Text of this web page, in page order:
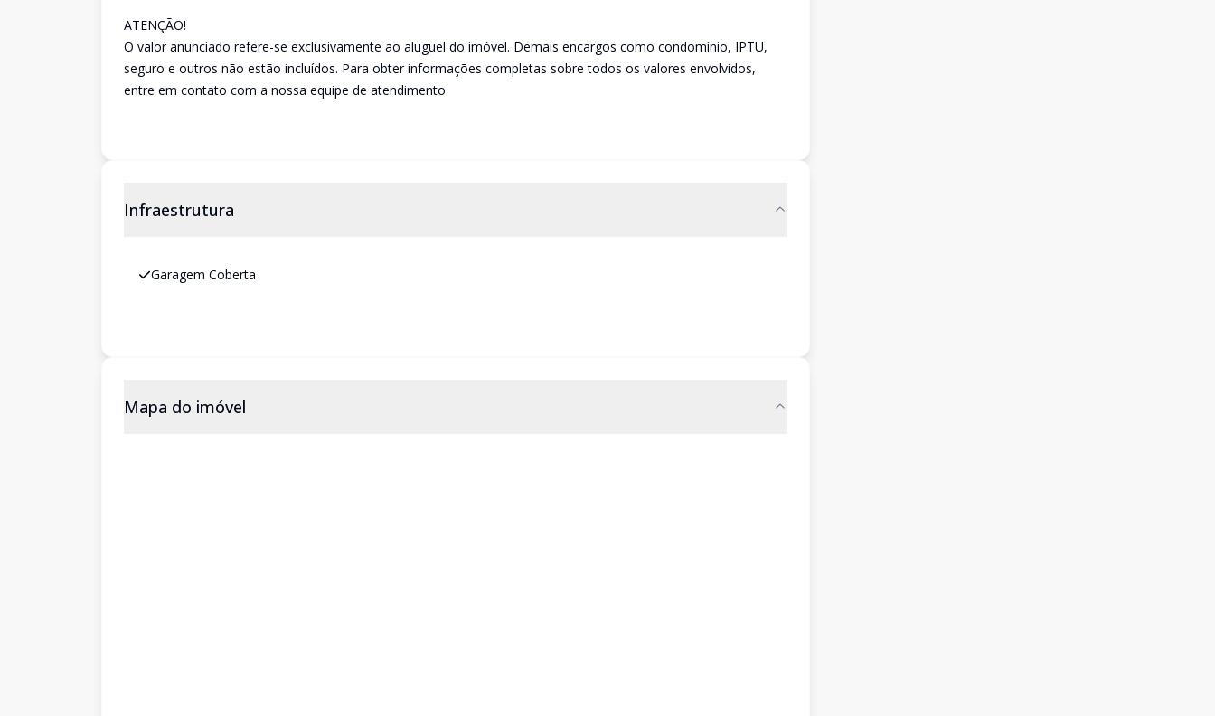
ATENÇÃO!
O valor anunciado refere-se exclusivamente ao aluguel do imóvel. Demais encargos como condomínio, IPTU,
seguro e outros não estão incluídos. Para obter informações completas sobre todos os valores envolvidos,
entre em contato com a nossa equipe de atendimento.
Infraestrutura
Garagem Coberta
Mapa do imóvel